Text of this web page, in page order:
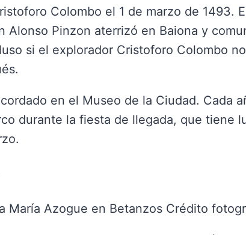
Colombo el 1 de marzo de 1493.
Alonso Pinzon aterrizó en Baiona y
si el explorador Cristoforo Colombo
en el Museo de la Ciudad. Cada
durante la fiesta de llegada, que tiene
María Azogue en Betanzos Crédito